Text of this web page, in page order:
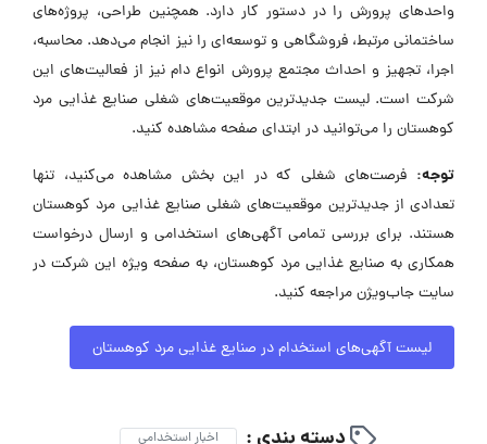
واحدهای پرورش را در دستور کار دارد. همچنین طراحی، پروژه‌های
ساختمانی مرتبط، فروشگاهی و توسعه‌ای را نیز انجام می‌دهد. محاسبه،
اجرا، تجهیز و احداث مجتمع پرورش انواع دام نیز از فعالیت‌های این
شرکت است. لیست جدیدترین موقعیت‌های شغلی صنایع غذایی مرد
کوهستان را می‌توانید در ابتدای صفحه مشاهده کنید.
توجه: فرصت‌های شغلی که در این بخش مشاهده می‌کنید، تنها
تعدادی از جدیدترین موقعیت‌های شغلی صنایع غذایی مرد کوهستان
هستند. برای بررسی تمامی آگهی‌های استخدامی و ارسال درخواست
همکاری به صنایع غذایی مرد کوهستان، به صفحه ویژه این شرکت در
سایت جاب‌ویژن مراجعه کنید.
لیست آگهی‌های استخدام در صنایع غذایی مرد کوهستان
اخبار استخدامی